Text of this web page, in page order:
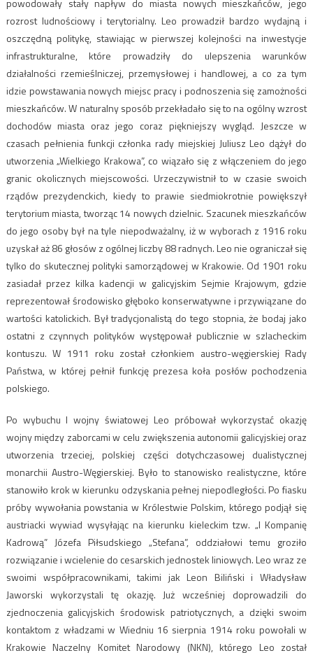
powodowały stały napływ do miasta nowych mieszkańców, jego
rozrost ludnościowy i terytorialny. Leo prowadził bardzo wydajną i
oszczędną politykę, stawiając w pierwszej kolejności na inwestycje
infrastrukturalne, które prowadziły do ulepszenia warunków
działalności rzemieślniczej, przemysłowej i handlowej, a co za tym
idzie powstawania nowych miejsc pracy i podnoszenia się zamożności
mieszkańców. W naturalny sposób przekładało się to na ogólny wzrost
dochodów miasta oraz jego coraz piękniejszy wygląd. Jeszcze w
czasach pełnienia funkcji członka rady miejskiej Juliusz Leo dążył do
utworzenia „Wielkiego Krakowa”, co wiązało się z włączeniem do jego
granic okolicznych miejscowości. Urzeczywistnił to w czasie swoich
rządów prezydenckich, kiedy to prawie siedmiokrotnie powiększył
terytorium miasta, tworząc 14 nowych dzielnic. Szacunek mieszkańców
do jego osoby był na tyle niepodważalny, iż w wyborach z 1916 roku
uzyskał aż 86 głosów z ogólnej liczby 88 radnych. Leo nie ograniczał się
tylko do skutecznej polityki samorządowej w Krakowie. Od 1901 roku
zasiadał przez kilka kadencji w galicyjskim Sejmie Krajowym, gdzie
reprezentował środowisko głęboko konserwatywne i przywiązane do
wartości katolickich. Był tradycjonalistą do tego stopnia, że bodaj jako
ostatni z czynnych polityków występował publicznie w szlacheckim
kontuszu. W 1911 roku został członkiem austro-węgierskiej Rady
Państwa, w której pełnił funkcję prezesa koła posłów pochodzenia
polskiego.
Po wybuchu I wojny światowej Leo próbował wykorzystać okazję
wojny między zaborcami w celu zwiększenia autonomii galicyjskiej oraz
utworzenia trzeciej, polskiej części dotychczasowej dualistycznej
monarchii Austro-Węgierskiej. Było to stanowisko realistyczne, które
stanowiło krok w kierunku odzyskania pełnej niepodległości. Po fiasku
próby wywołania powstania w Królestwie Polskim, którego podjął się
austriacki wywiad wysyłając na kierunku kieleckim tzw. „I Kompanię
Kadrową” Józefa Piłsudskiego „Stefana”, oddziałowi temu groziło
rozwiązanie i wcielenie do cesarskich jednostek liniowych. Leo wraz ze
swoimi współpracownikami, takimi jak Leon Biliński i Władysław
Jaworski wykorzystali tę okazję. Już wcześniej doprowadzili do
zjednoczenia galicyjskich środowisk patriotycznych, a dzięki swoim
kontaktom z władzami w Wiedniu 16 sierpnia 1914 roku powołali w
Krakowie Naczelny Komitet Narodowy (NKN), którego Leo został